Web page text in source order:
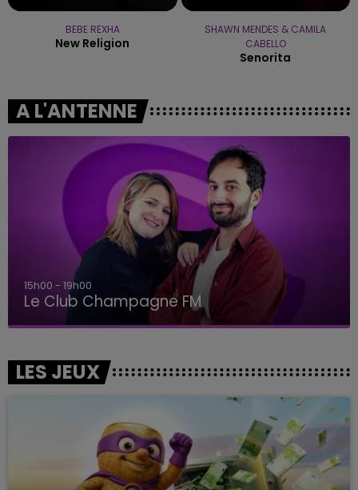
BEBE REXHA
New Religion
SHAWN MENDES & CAMILA
CABELLO
Senorita
A L'ANTENNE
15h00 - 19h00
Le Club Champagne FM
LES JEUX